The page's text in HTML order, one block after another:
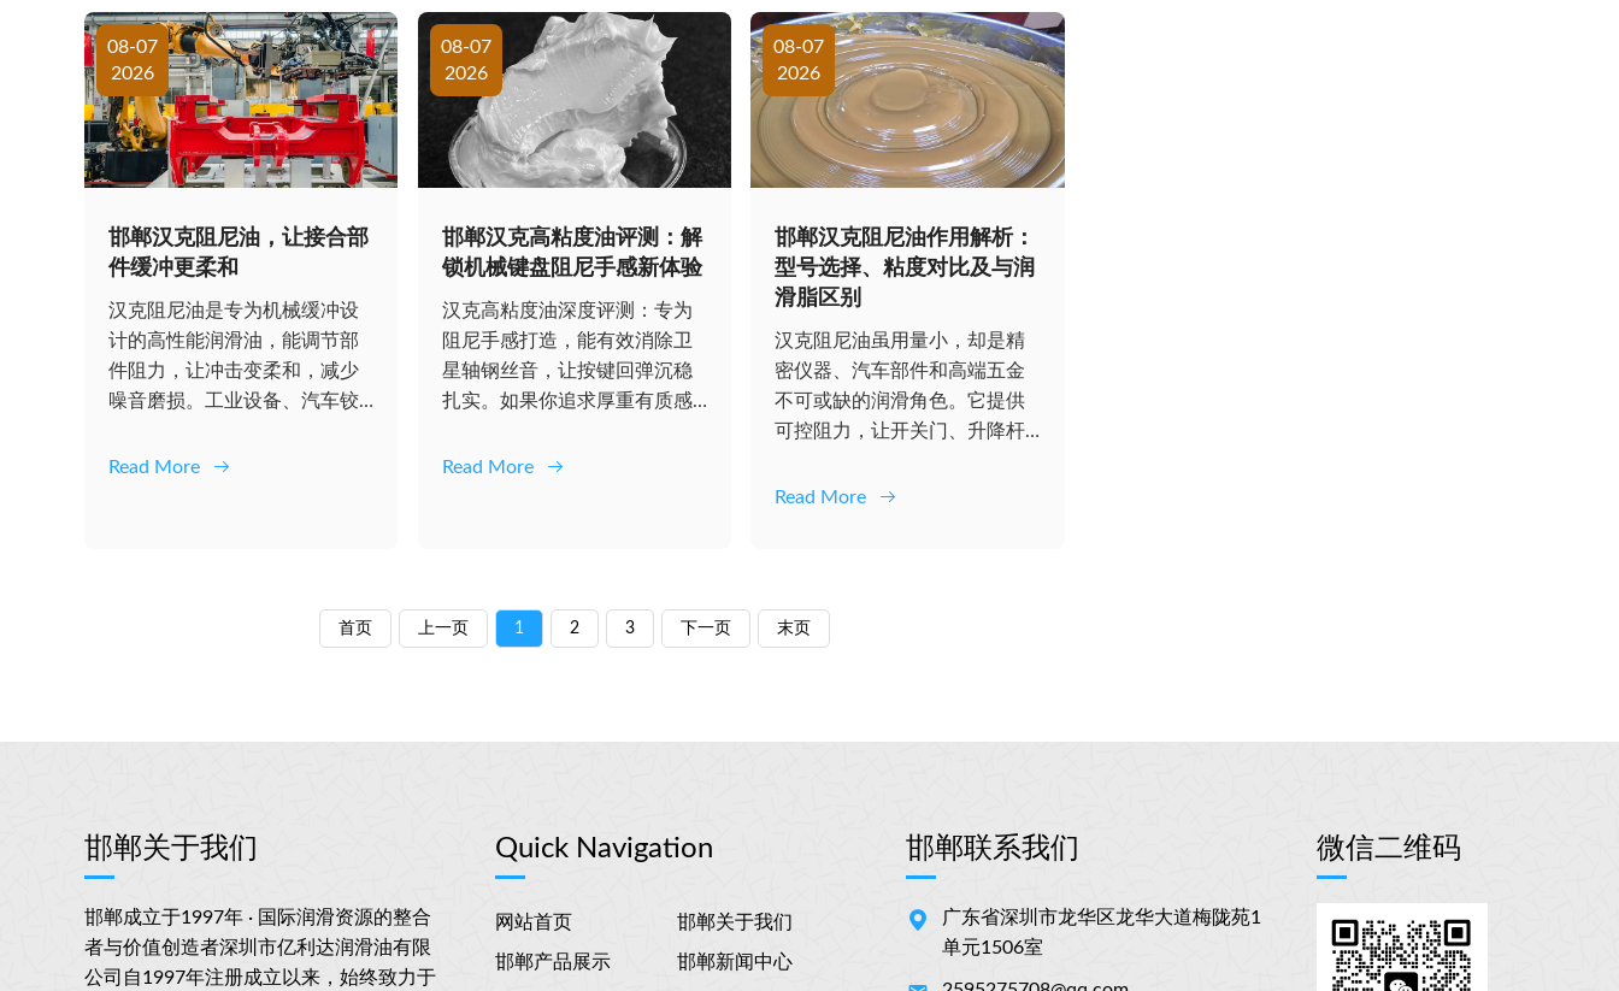
08-07
2026
邯郸汉克阻尼油，让接合部
件缓冲更柔和
汉克阻尼油是专为机械缓冲设
计的高性能润滑油，能调节部
件阻力，让冲击变柔和，减少
噪音磨损。工业设备、汽车铰
Read More
08-07
2026
邯郸汉克高粘度油评测：解
锁机械键盘阻尼手感新体验
汉克高粘度油深度评测：专为
阻尼手感打造，能有效消除卫
星轴钢丝音，让按键回弹沉稳
扎实。如果你追求厚重有质感
Read More
08-07
2026
邯郸汉克阻尼油作用解析：
型号选择、粘度对比及与润
滑脂区别
汉克阻尼油虽用量小，却是精
密仪器、汽车部件和高端五金
不可或缺的润滑角色。它提供
可控阻力，让开关门、升降杆
Read More
首页 上一页 1 2 3 下一页 末页
邯郸关于我们
邯郸成立于1997年 · 国际润滑资源的整合
者与价值创造者深圳市亿利达润滑油有限
公司自1997年注册成立以来，始终致力于
Quick Navigation
网站首页 邯郸关于我们
邯郸产品展示 邯郸新闻中心
邯郸联系我们
广东省深圳市龙华区龙华大道梅陇苑1
单元1506室
微信二维码